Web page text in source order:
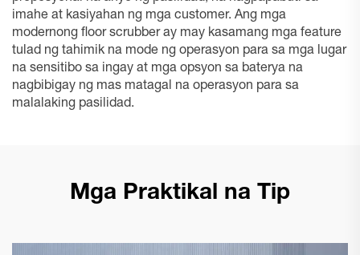
imahe at kasiyahan ng mga customer. Ang mga
modernong floor scrubber ay may kasamang mga feature
tulad ng tahimik na mode ng operasyon para sa mga lugar
na sensitibo sa ingay at mga opsyon sa baterya na
nagbibigay ng mas matagal na operasyon para sa
malalaking pasilidad.
Mga Praktikal na Tip